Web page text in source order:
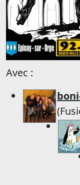
Avec :